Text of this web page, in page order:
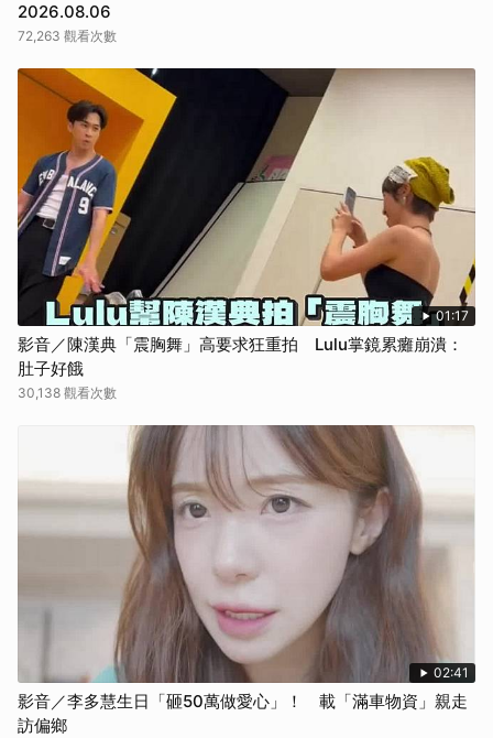
2026.08.06
72,263 觀看次數
01:17
影音／陳漢典「震胸舞」高要求狂重拍 Lulu掌鏡累癱崩潰：
肚子好餓
30,138 觀看次數
02:41
影音／李多慧生日「砸50萬做愛心」！ 載「滿車物資」親走
訪偏鄉